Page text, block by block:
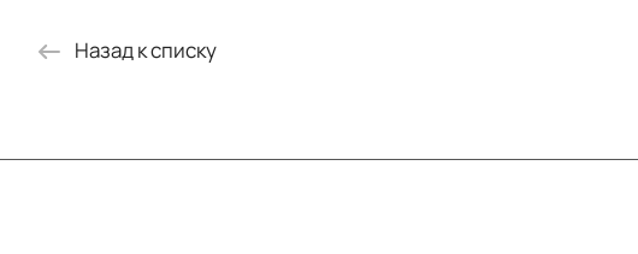
Назад к списку